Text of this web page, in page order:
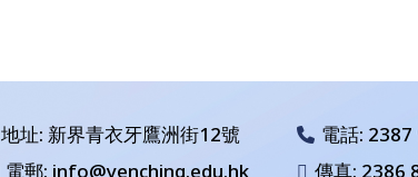
地址: 新界青衣牙鷹洲街12號
電郵: info@yenching.edu.hk
電話: 2387
傳真: 2386